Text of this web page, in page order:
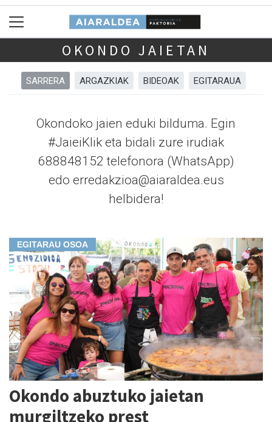
OKONDO JAIETAN
SARRERA ARGAZKIAK BIDEOAK EGITARAUA
Okondoko jaien eduki bilduma. Egin
#JaieiKlik eta bidali zure irudiak
688848152 telefonora (WhatsApp)
edo erredakzioa@aiaraldea.eus
helbidera!
EGITARAU OSOA
Okondo abuztuko jaietan
murgiltzeko prest